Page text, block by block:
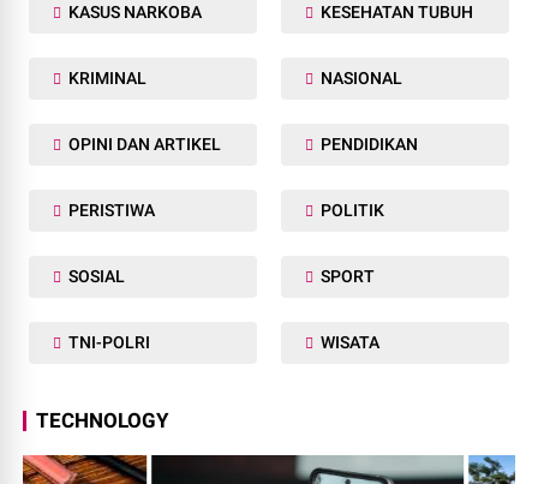
KASUS NARKOBA KESEHATAN TUBUH
KRIMINAL NASIONAL
OPINI DAN ARTIKEL PENDIDIKAN
PERISTIWA POLITIK
SOSIAL SPORT
TNI-POLRI WISATA
TECHNOLOGY